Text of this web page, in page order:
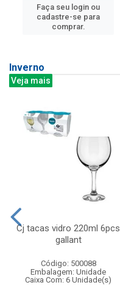
Faça seu login ou
cadastre-se para
comprar.
Inverno
Veja mais
Cj tacas vidro 220ml 6pcs
gallant
Código: 500088
Embalagem: Unidade
Caixa Com: 6 Unidade(s)